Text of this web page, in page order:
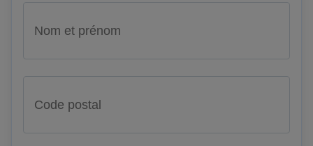
Nom et prénom
Code postal